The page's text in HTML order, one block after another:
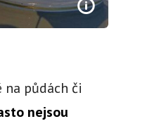
půdách či
nejsou